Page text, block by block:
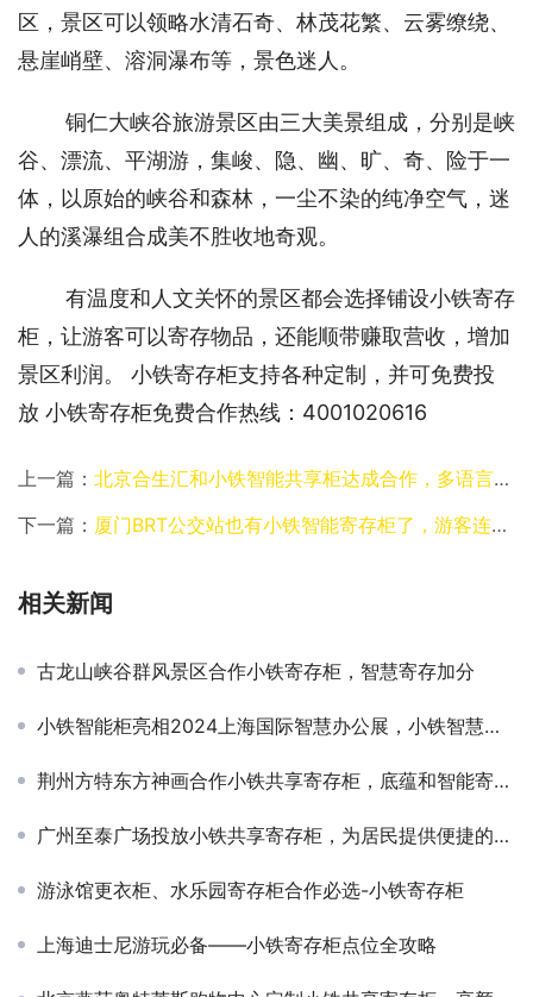
区，景区可以领略水清石奇、林茂花繁、云雾缭绕、
悬崖峭壁、溶洞瀑布等，景色迷人。
铜仁大峡谷旅游景区由三大美景组成，分别是峡
谷、漂流、平湖游，集峻、隐、幽、旷、奇、险于一
体，以原始的峡谷和森林，一尘不染的纯净空气，迷
人的溪瀑组合成美不胜收地奇观。
有温度和人文关怀的景区都会选择铺设小铁寄存
柜，让游客可以寄存物品，还能顺带赚取营收，增加
景区利润。 小铁寄存柜支持各种定制，并可免费投
放 小铁寄存柜免费合作热线：4001020616
上一篇： 北京合生汇和小铁智能共享柜达成合作，多语言服务走向国际化
下一篇： 厦门BRT公交站也有小铁智能寄存柜了，游客连连称赞！
相关新闻
古龙山峡谷群风景区合作小铁寄存柜，智慧寄存加分
小铁智能柜亮相2024上海国际智慧办公展，小铁智慧行政荣获智慧办公生态创新奖
荆州方特东方神画合作小铁共享寄存柜，底蕴和智能寄存结合
广州至泰广场投放小铁共享寄存柜，为居民提供便捷的寄存服务
游泳馆更衣柜、水乐园寄存柜合作必选-小铁寄存柜
上海迪士尼游玩必备——小铁寄存柜点位全攻略​